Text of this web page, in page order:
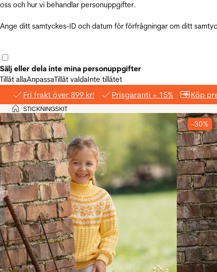
oss och hur vi behandlar personuppgifter.
Ange ditt samtyckes-ID och datum för förfrågningar om ditt
Sälj eller dela inte mina personuppgifter
Tillåt allaAnpassaTillåt valdaInte tillåtet
Fri frakt över 899 kr! Prisgaranti + 15% Köp
Hem
>STICKNINGSKIT
-30%